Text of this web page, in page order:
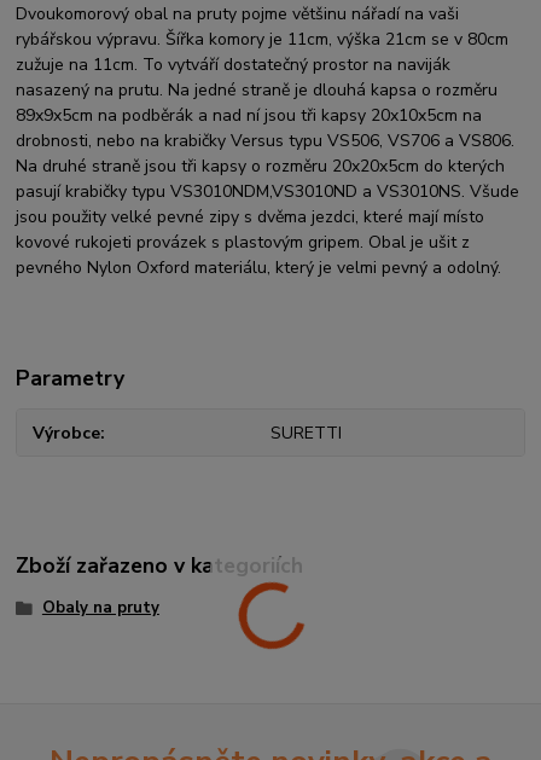
Dvoukomorový obal na pruty pojme většinu nářadí na vaši
rybářskou výpravu. Šířka komory je 11cm, výška 21cm se v 80cm
zužuje na 11cm. To vytváří dostatečný prostor na naviják
nasazený na prutu. Na jedné straně je dlouhá kapsa o rozměru
89x9x5cm na podběrák a nad ní jsou tři kapsy 20x10x5cm na
drobnosti, nebo na krabičky Versus typu VS506, VS706 a VS806.
Na druhé straně jsou tři kapsy o rozměru 20x20x5cm do kterých
pasují krabičky typu VS3010NDM,VS3010ND a VS3010NS. Všude
jsou použity velké pevné zipy s dvěma jezdci, které mají místo
kovové rukojeti provázek s plastovým gripem. Obal je ušit z
pevného Nylon Oxford materiálu, který je velmi pevný a odolný.
Parametry
Výrobce SURETTI
Zboží zařazeno v kategoriích
Obaly na pruty